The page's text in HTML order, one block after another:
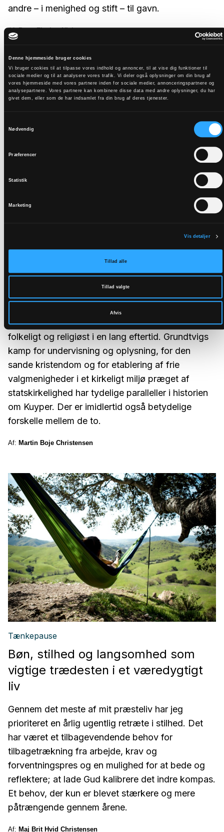
Denne hjemmeside bruger cookies
Vi bruger cookies til at tilpasse vores indhold og annoncer, til at vise dig funktioner til
sociale medier og til at analysere vores trafik. Vi deler også oplysninger om din brug af
vores hjemmeside med vores partnere inden for sociale medier, annonceringspartnere og
analysepartnere. Vores partnere kan kombinere disse data med andre oplysninger, du har
givet dem, eller som de har indsamlet fra din brug af deres tjenester.
Nødvendig
Præferencer
Statistik
Marketing
Vis detaljer
Tillad alle
Tillad valgte
Afvis
andre – i menighed og stift – til gavn.
Af:Peter Fischer-Nielsen
Abraham Kuyper - Hollands svar på
Danmarks historie. Grundtvig var som Kuyper
teolog og præst og fik stor betydning både
folkeligt og religiøst i en lang eftertid. Grundtvigs
kamp for undervisning og oplysning, for den
sande kristendom og for etablering af frie
valgmenigheder i et kirkeligt miljø præget af
statskirkelighed har tydelige paralleller i historien
om Kuyper. Der er imidlertid også betydelige
forskelle mellem de to.
Af: Martin Boje Christensen
Tænkepause
Bøn, stilhed og langsomhed som
vigtige trædesten i et væredygtigt
liv
Gennem det meste af mit præsteliv har jeg
prioriteret en årlig ugentlig retræte i stilhed. Det
har været et tilbagevendende behov for
tilbagetrækning fra arbejde, krav og
forventningspres og en mulighed for at bede og
reflektere; at lade Gud kalibrere det indre kompas.
Et behov, der kun er blevet stærkere og mere
påtrængende gennem årene.
Af: Maj Brit Hvid Christensen